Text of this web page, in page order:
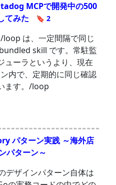
MCPで開発中の500
てみた
🔖 2
は、一定間隔で同じ
skill です。常駐監
ューラというより、現在
内で、定期的に同じ確認
ます。/loop
パターン実践 ～海外店
パターン～
デザインパターン自体は